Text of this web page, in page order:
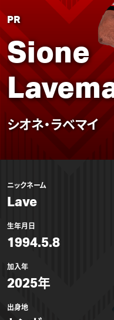
PR
Sione
シオネ・ラベマイ
ニックネーム
Lave
生年月日
1994.5.8
加入年
2025年
出身地